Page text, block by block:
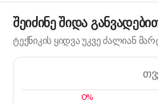
შეიძინე შიდა
ტექნიკის ყიდვა უკვე ძალიან
0%